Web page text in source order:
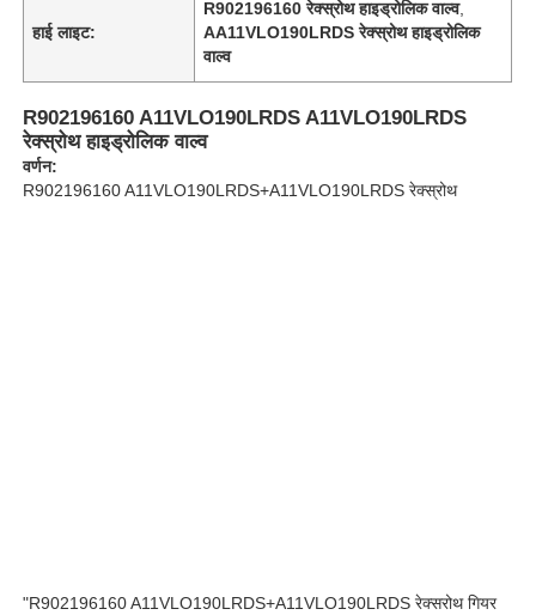
उत्पादों
समाचार
हाई लाइट:
R902196160 रेक्स्रोथ हाइड्रोलिक वाल्व,
AA11VLO190LRDS रेक्स्रोथ हाइड्रोलिक
वाल्व
R902196160 A11VLO190LRDS A11VLO190LRDS
रेक्स्रोथ हाइड्रोलिक वाल्व
वर्णन:
R902196160 A11VLO190LRDS+A11VLO190LRDS रेक्स्रोथ
"R902196160 A11VLO190LRDS+A11VLO190LRDS रेक्सरोथ गियर